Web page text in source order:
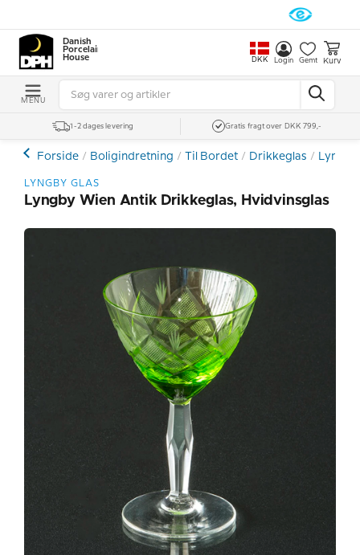
Danish
Porcelain
House
DKK Login Gemt Kurv
MENU
1-2 dages levering Gratis fragt over DKK 799,-
Forside Boligindretning Til Bordet Drikkeglas Lyngby
LYNGBY GLAS
Lyngby Wien Antik Drikkeglas, Hvidvinsglas